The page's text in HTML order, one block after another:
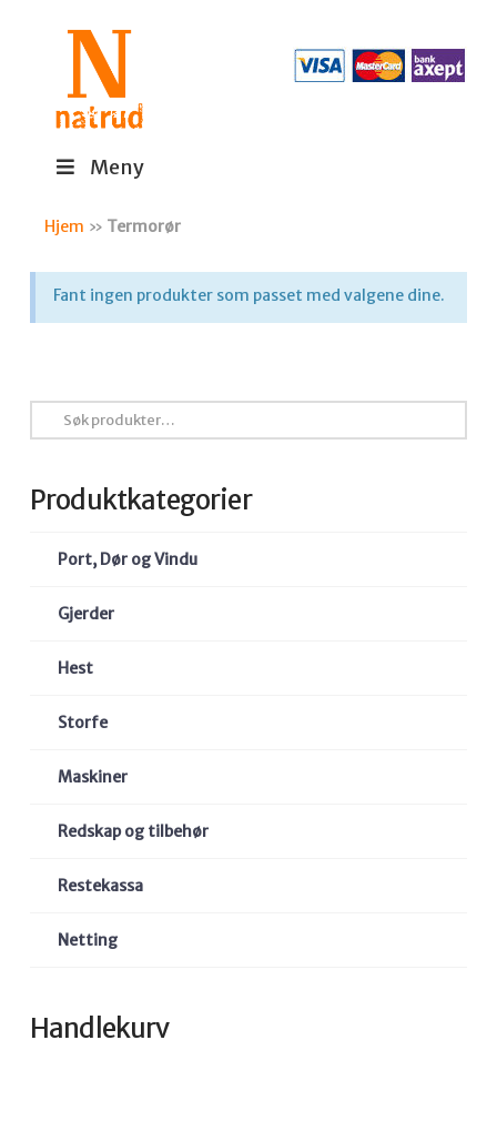
Meny
Hjem » Termorør
Fant ingen produkter som passet med valgene dine.
etter:
Produktkategorier
Port, Dør og Vindu
Gjerder
Hest
Storfe
Maskiner
Redskap og tilbehør
Restekassa
Netting
Handlekurv